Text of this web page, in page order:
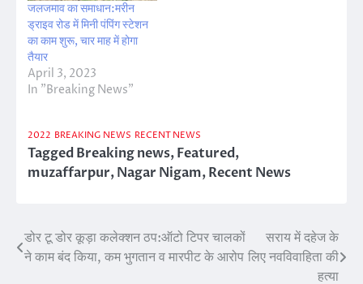
जलजमाव का समाधान:मरीन
ड्राइव रोड में मिनी पंपिंग स्टेशन
का काम शुरू, चार माह में होगा
तैयार
April 3, 2023
In "Breaking News"
2022 BREAKING NEWS RECENT NEWS
TaggedBreaking news,Featured,
muzaffarpur,Nagar Nigam,Recent News
Post
navigation
डोर टू डोर कूड़ा कलेक्शन ठप:ऑटो टिपर चालकों
ने काम बंद किया, कम भुगतान व मारपीट के आरोप
सराय में दहेज के
लिए नवविवाहिता की
हत्या